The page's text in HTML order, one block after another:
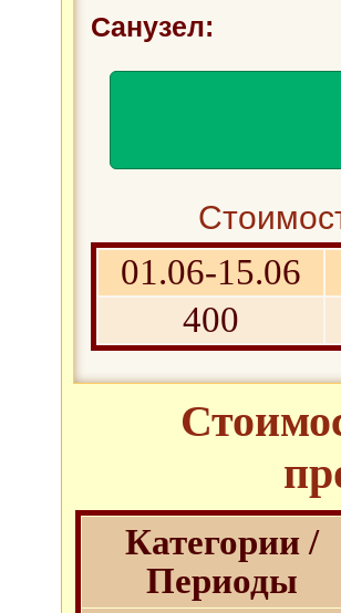
Санузел:
01.06-15.06
400
Категории /
Периоды